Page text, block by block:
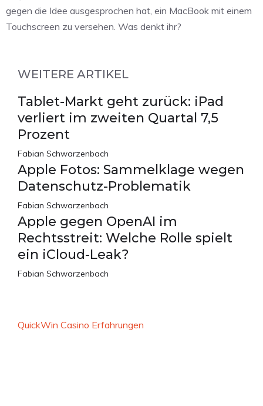
gegen die Idee ausgesprochen hat, ein MacBook mit einem
Touchscreen zu versehen. Was denkt ihr?
WEITERE ARTIKEL
Tablet-Markt geht zurück: iPad
verliert im zweiten Quartal 7,5
Prozent
Fabian Schwarzenbach
Apple Fotos: Sammelklage wegen
Datenschutz-Problematik
Fabian Schwarzenbach
Apple gegen OpenAI im
Rechtsstreit: Welche Rolle spielt
ein iCloud-Leak?
Fabian Schwarzenbach
QuickWin Casino Erfahrungen